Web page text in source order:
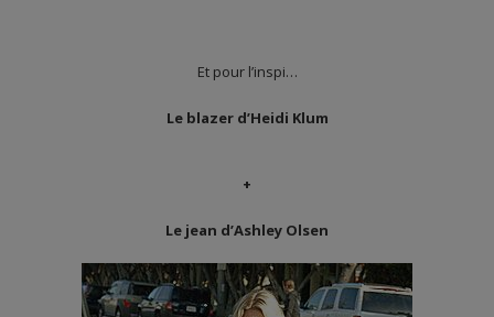
Et pour l’inspi…
Le blazer d’Heidi Klum
+
Le jean d’Ashley Olsen